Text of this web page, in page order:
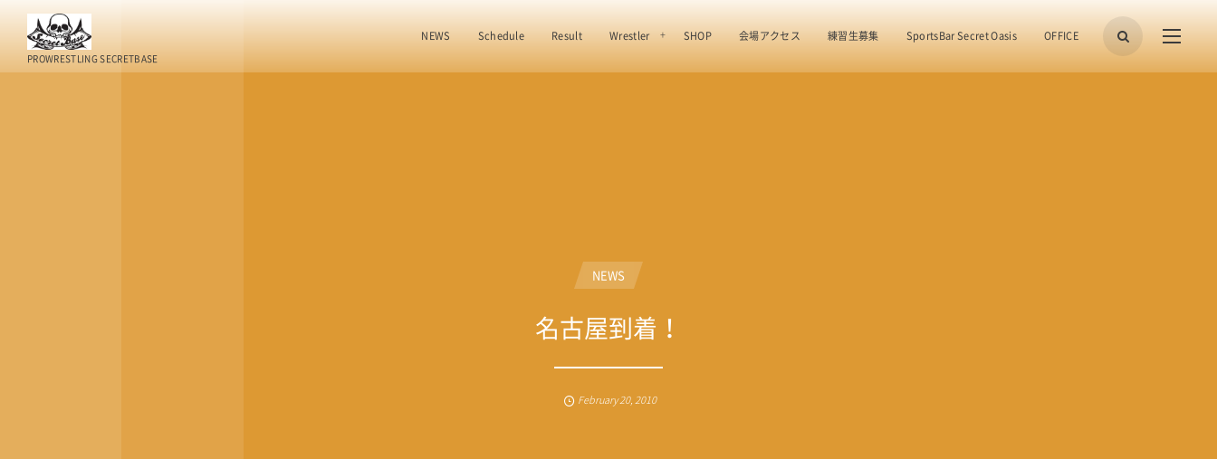
PROWRESTLING SECRETBASE
NEWS Schedule Result Wrestler SHOP 会場アクセス 練習生募集 SportsBar Secret Oasis OFFICE
NEWS
名古屋到着！
February20,2010